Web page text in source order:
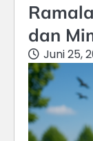
dan
Juni 25,